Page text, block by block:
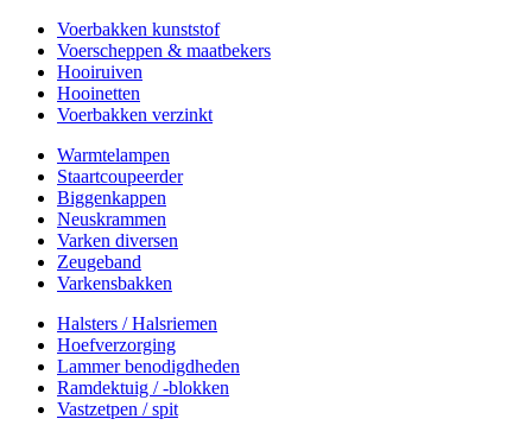
Voerbakken kunststof
Voerscheppen & maatbekers
Hooiruiven
Hooinetten
Voerbakken verzinkt
Warmtelampen
Staartcoupeerder
Biggenkappen
Neuskrammen
Varken diversen
Zeugeband
Varkensbakken
Halsters / Halsriemen
Hoefverzorging
Lammer benodigdheden
Ramdektuig / -blokken
Vastzetpen / spit